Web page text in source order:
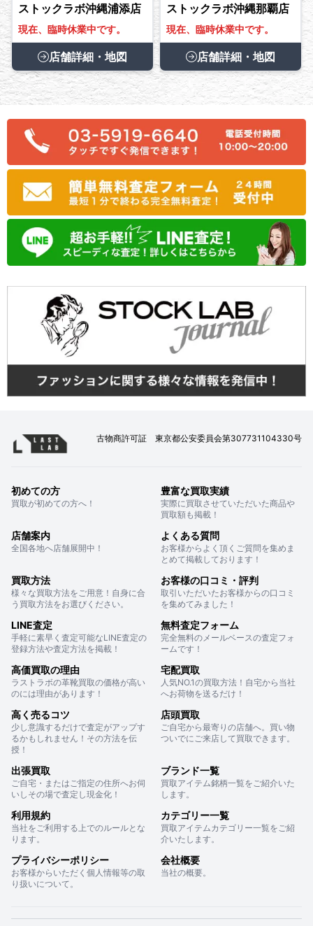
ストックラボ沖縄浦添店
現在、臨時休業中です。
店舗詳細・地図
ストックラボ沖縄那覇店
現在、臨時休業中です。
店舗詳細・地図
古物商許可証 東京都公安委員会第307731104330号
初めての方
買取が初めての方へ！
豊富な買取実績
実際に買取させていただいた商品や
買取額も掲載！
店舗案内
全国各地へ店舗展開中！
よくある質問
お客様からよく頂くご質問を集めま
とめて掲載しております！
買取方法
様々な買取方法をご用意！自身に合
う買取方法をお選びください。
お客様の口コミ・評判
取引いただいたお客様からの口コミ
を集めてみました！
LINE査定
手軽に素早く査定可能なLINE査定の
登録方法や査定方法を掲載！
無料査定フォーム
完全無料のメールベースの査定フォ
ームです！
高価買取の理由
ラストラボの革靴買取の価格が高い
のには理由があります！
宅配買取
人気NO.1の買取方法！自宅から当社
へお荷物を送るだけ！
高く売るコツ
少し意識するだけで査定がアップす
るかもしれません！その方法を伝
授！
店頭買取
ご自宅から最寄りの店舗へ。買い物
ついでにご来店して買取できます。
出張買取
ご自宅・またはご指定の住所へお伺
いしその場で査定し現金化！
ブランド一覧
買取アイテム銘柄一覧をご紹介いた
します。
利用規約
当社をご利用する上でのルールとな
ります。
カテゴリー一覧
買取アイテムカテゴリー一覧をご紹
介いたします。
プライバシーポリシー
お客様からいただく個人情報等の取
り扱いについて。
会社概要
当社の概要。